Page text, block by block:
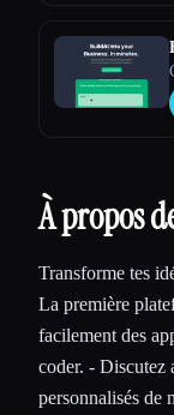
À propos
Transforme tes
La première
facilement des
coder. - Discutez
personnalisés de